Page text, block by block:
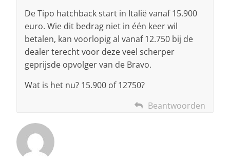
De Tipo hatchback start in Italië vanaf 15.900
euro. Wie dit bedrag niet in één keer wil
betalen, kan voorlopig al vanaf 12.750 bij de
dealer terecht voor deze veel scherper
geprijsde opvolger van de Bravo.
Wat is het nu? 15.900 of 12750?
Beantwoorden